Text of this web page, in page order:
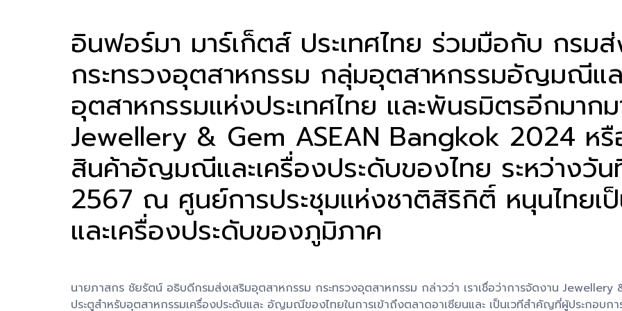
อินฟอร์มา มาร์เก็ตส์ ประเทศไทย ร่วมมือกับ กรม
กระทรวงอุตสาหกรรม กลุ่มอุตสาหกรรมอัญมณีแล
อุตสาหกรรมแห่งประเทศไทย และพันธมิตรอีกมาก
Jewellery & Gem ASEAN Bangkok 2024 ห
สินค้าอัญมณีและเครื่องประดับของไทย ระหว่างวั
2567 ณ ศูนย์การประชุมแห่งชาติสิริกิติ์ หนุนไทย
และเครื่องประดับของภูมิภาค
นายภาสกร ชัยรัตน์ อธิบดีกรมส่งเสริมอุตสาหกรรม กระทรวงอุตสาหกรรม กล่าวว่า เราเชื่อว่าการจัดงาน
ประตูสำหรับอุตสาหกรรมเครื่องประดับและ อัญมณีของไทยในการเข้าถึงตลาดอาเซียนและ เป็นเวทีสำคัญที่ผู้ประกอบ